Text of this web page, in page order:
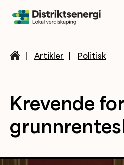
Artikler Politisk
Krevende